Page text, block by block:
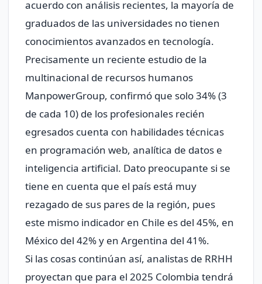
acuerdo con análisis recientes, la mayoría de
graduados de las universidades no tienen
conocimientos avanzados en tecnología.
Precisamente un reciente estudio de la
multinacional de recursos humanos
ManpowerGroup, confirmó que solo 34% (3
de cada 10) de los profesionales recién
egresados cuenta con habilidades técnicas
en programación web, analítica de datos e
inteligencia artificial. Dato preocupante si se
tiene en cuenta que el país está muy
rezagado de sus pares de la región, pues
este mismo indicador en Chile es del 45%, en
México del 42% y en Argentina del 41%.
Si las cosas continúan así, analistas de RRHH
proyectan que para el 2025 Colombia tendrá